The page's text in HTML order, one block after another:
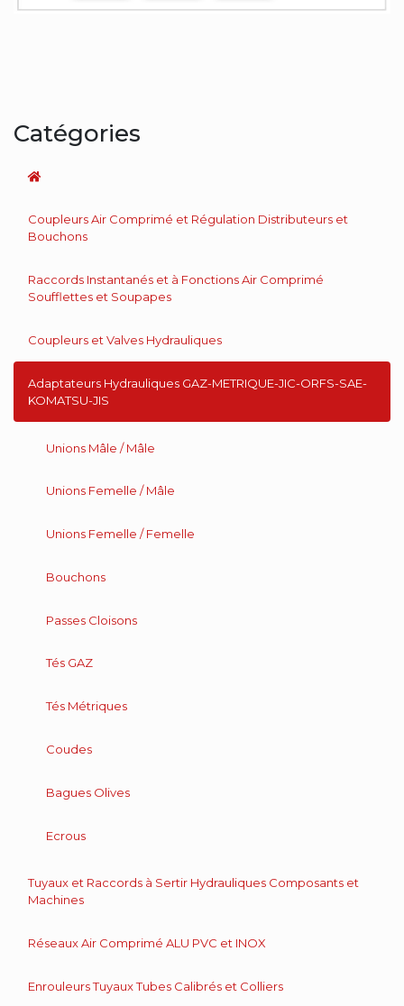
Catégories
Coupleurs Air Comprimé et Régulation Distributeurs et
Bouchons
Raccords Instantanés et à Fonctions Air Comprimé
Soufflettes et Soupapes
Coupleurs et Valves Hydrauliques
Adaptateurs Hydrauliques GAZ-METRIQUE-JIC-ORFS-SAE-
KOMATSU-JIS
Unions Mâle / Mâle
Unions Femelle / Mâle
Unions Femelle / Femelle
Bouchons
Passes Cloisons
Tés GAZ
Tés Métriques
Coudes
Bagues Olives
Ecrous
Tuyaux et Raccords à Sertir Hydrauliques Composants et
Machines
Réseaux Air Comprimé ALU PVC et INOX
Enrouleurs Tuyaux Tubes Calibrés et Colliers